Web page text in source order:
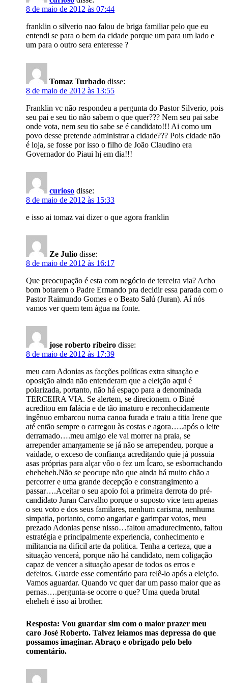
8 de maio de 2012 às 07:44
franklin o silverio nao falou de briga familiar pelo que eu
entendi se para o bem da cidade porque um para um lado e
um para o outro sera enteresse ?
Tomaz Turbado disse:
8 de maio de 2012 às 13:55
Franklin vc não respondeu a pergunta do Pastor Silverio, pois
seu pai e seu tio não sabem o que quer??? Nem seu pai sabe
onde vota, nem seu tio sabe se é candidato!!! Ai como um
povo desse pretende administrar a cidade??? Pois cidade não
é loja, se fosse por isso o filho de João Claudino era
Governador do Piaui hj em dia!!!
curioso disse:
8 de maio de 2012 às 15:33
e isso ai tomaz vai dizer o que agora franklin
Ze Julio disse:
8 de maio de 2012 às 16:17
Que preocupação é esta com negócio de terceira via? Acho
bom botarem o Padre Ermando pra decidir essa parada com o
Pastor Raimundo Gomes e o Beato Salú (Juran). Aí nós
vamos ver quem tem água na fonte.
jose roberto ribeiro disse:
8 de maio de 2012 às 17:39
meu caro Adonias as facções políticas extra situação e
oposição ainda não entenderam que a eleição aqui é
polarizada, portanto, não há espaço para a denominada
TERCEIRA VIA. Se alertem, se direcionem. o Biné
acreditou em falácia e de tão imaturo e reconhecidamente
ingênuo embarcou numa canoa furada e traiu a titia Irene que
até então sempre o carregou às costas e agora…..após o leite
derramado….meu amigo ele vai morrer na praia, se
arrepender amargamente se já não se arrependeu, porque a
vaidade, o exceso de confiança acreditando quie já possuia
asas próprias para alçar vôo o fez um Ícaro, se esborrachando
eheheheh.Não se peocupe não que ainda há muito chão a
percorrer e uma grande decepção e constrangimento a
passar….Aceitar o seu apoio foi a primeira derrota do pré-
candidato Juran Carvalho porque o suposto vice tem apenas
o seu voto e dos seus familares, nenhum carisma, nenhuma
simpatia, portanto, como angariar e garimpar votos, meu
prezado Adonias pense nisso…faltou amadurecimento, faltou
estratégia e principalmente experiencia, conhecimento e
militancia na dificil arte da politica. Tenha a certeza, que a
situação vencerá, porque não há candidato, nem coligação
capaz de vencer a situação apesar de todos os erros e
defeitos. Guarde esse comentário para relê-lo após a eleição.
Vamos aguardar. Quando vc quer dar um passo maior que as
pernas….pergunta-se ocorre o que? Uma queda brutal
eheheh é isso aí brother.
Resposta: Vou guardar sim com o maior prazer meu
caro José Roberto. Talvez leiamos mas depressa do que
possamos imaginar. Abraço e obrigado pelo belo
comentário.